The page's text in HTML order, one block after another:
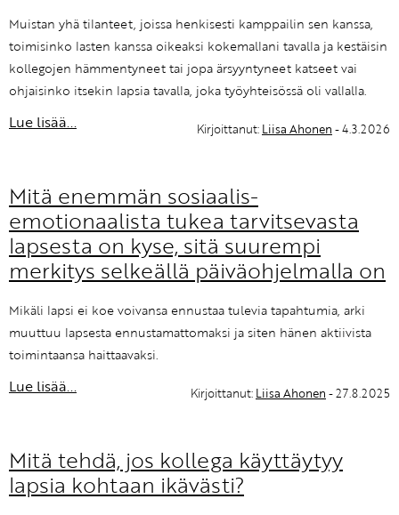
Muistan yhä tilanteet, joissa henkisesti kamppailin sen kanssa,
toimisinko lasten kanssa oikeaksi kokemallani tavalla ja kestäisin
kollegojen hämmentyneet tai jopa ärsyyntyneet katseet vai
ohjaisinko itsekin lapsia tavalla, joka työyhteisössä oli vallalla.
Lue lisää... Kirjoittanut: Liisa Ahonen - 4.3.2026
Mitä enemmän sosiaalis-
emotionaalista tukea tarvitsevasta
lapsesta on kyse, sitä suurempi
merkitys selkeällä päiväohjelmalla on
Mikäli lapsi ei koe voivansa ennustaa tulevia tapahtumia, arki
muuttuu lapsesta ennustamattomaksi ja siten hänen aktiivista
toimintaansa haittaavaksi.
Lue lisää... Kirjoittanut: Liisa Ahonen - 27.8.2025
Mitä tehdä, jos kollega käyttäytyy
lapsia kohtaan ikävästi?